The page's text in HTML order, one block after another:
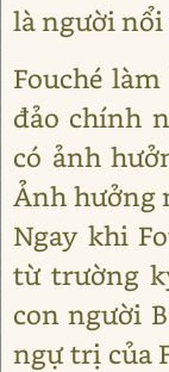
là người
Fouché
đảo chính
có ảnh
Ảnh hưởng
Ngay khi
từ trường
con người
ngự trị của